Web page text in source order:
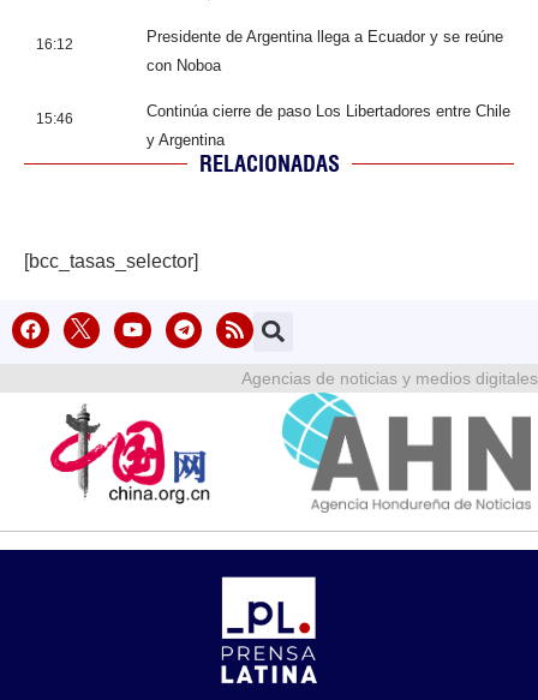
16:12
Presidente de Argentina llega a Ecuador y se reúne
con Noboa
15:46
Continúa cierre de paso Los Libertadores entre Chile
y Argentina
RELACIONADAS
[bcc_tasas_selector]
Agencias de noticias y medios digitales